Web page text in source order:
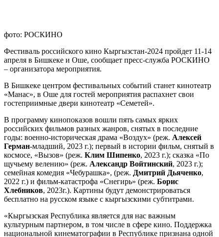
фото: РОСКИНО
Фестиваль российского кино Кыргызстан-2024 пройдет 11-14
апреля в Бишкеке и Оше, сообщает пресс-служба РОСКИНО
– организатора мероприятия.
В Бишкеке центром фестивальных событий станет кинотеатр
«Манас», в Оше для гостей мероприятия распахнет свои
гостеприимные двери кинотеатр «Семетей».
В программу кинопоказов вошли пять самых ярких
российских фильмов разных жанров, снятых в последние
годы: военно-историческая драма «Воздух» (реж. Алексей
Герман-младший, 2023 г.); первый в истории фильм, снятый в
космосе, «Вызов» (реж. Клим Шипенко, 2023 г.); сказка «По
щучьему велению» (реж. Александр Войтинский, 2023 г.);
семейная комедия «Чебурашка», (реж. Дмитрий Дьяченко,
2022 г.) и фильм-катастрофа «Снегирь» (реж. Борис
Хлебников, 2023г.). Картины будут демонстрироваться
бесплатно на русском языке с кыргызскими субтитрами.
«Кыргызская Республика является для нас важным
культурным партнером, в том числе в сфере кино. Поддержка
национальной кинематографии в Республике признана одной